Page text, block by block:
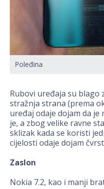
Poleđina
Rubovi uređaja su blago
stražnja strana (prema
uređaj odaje dojam da
je, a zbog velike ravne
sklizak kada se koristi
cijelosti odaje dojam
Zaslon
Nokia 7.2, kao i manji